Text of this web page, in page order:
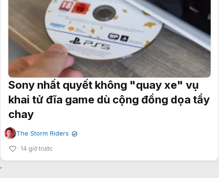
Sony nhất quyết không "quay xe" vụ
khai tử đĩa game dù cộng đồng dọa tẩy
chay
The Storm Riders ✔
14 giờ trước